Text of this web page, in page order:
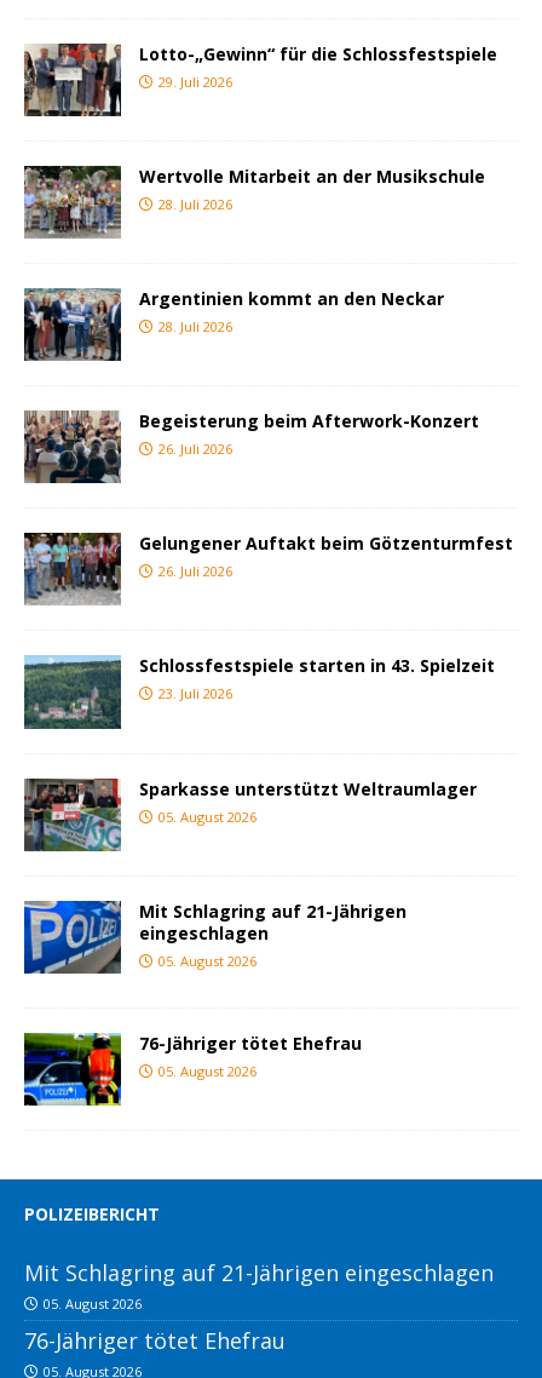
Lotto-„Gewinn“ für die Schlossfestspiele
29. Juli 2026
Wertvolle Mitarbeit an der Musikschule
28. Juli 2026
Argentinien kommt an den Neckar
28. Juli 2026
Begeisterung beim Afterwork-Konzert
26. Juli 2026
Gelungener Auftakt beim Götzenturmfest
26. Juli 2026
Schlossfestspiele starten in 43. Spielzeit
23. Juli 2026
Sparkasse unterstützt Weltraumlager
05. August 2026
Mit Schlagring auf 21-Jährigen
eingeschlagen
05. August 2026
76-Jähriger tötet Ehefrau
05. August 2026
POLIZEIBERICHT
Mit Schlagring auf 21-Jährigen eingeschlagen
05. August 2026
76-Jähriger tötet Ehefrau
05. August 2026